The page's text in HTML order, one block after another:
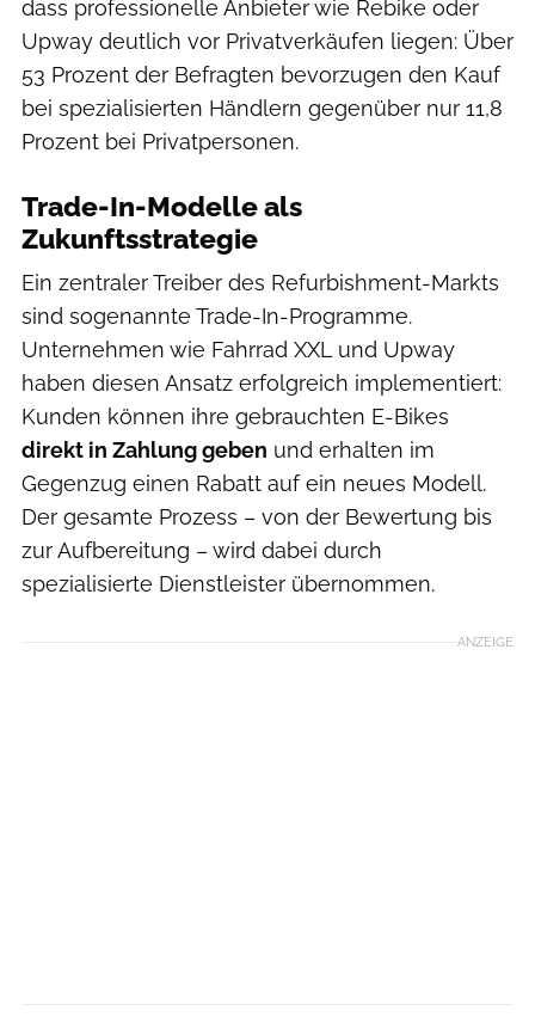
dass professionelle Anbieter wie Rebike oder
Upway deutlich vor Privatverkäufen liegen: Über
53 Prozent der Befragten bevorzugen den Kauf
bei spezialisierten Händlern gegenüber nur 11,8
Prozent bei Privatpersonen.
Trade-In-Modelle als
Zukunftsstrategie
Ein zentraler Treiber des Refurbishment-Markts
sind sogenannte Trade-In-Programme.
Unternehmen wie Fahrrad XXL und Upway
haben diesen Ansatz erfolgreich implementiert:
Kunden können ihre gebrauchten E-Bikes
direkt in Zahlung geben und erhalten im
Gegenzug einen Rabatt auf ein neues Modell.
Der gesamte Prozess – von der Bewertung bis
zur Aufbereitung – wird dabei durch
spezialisierte Dienstleister übernommen.
ANZEIGE